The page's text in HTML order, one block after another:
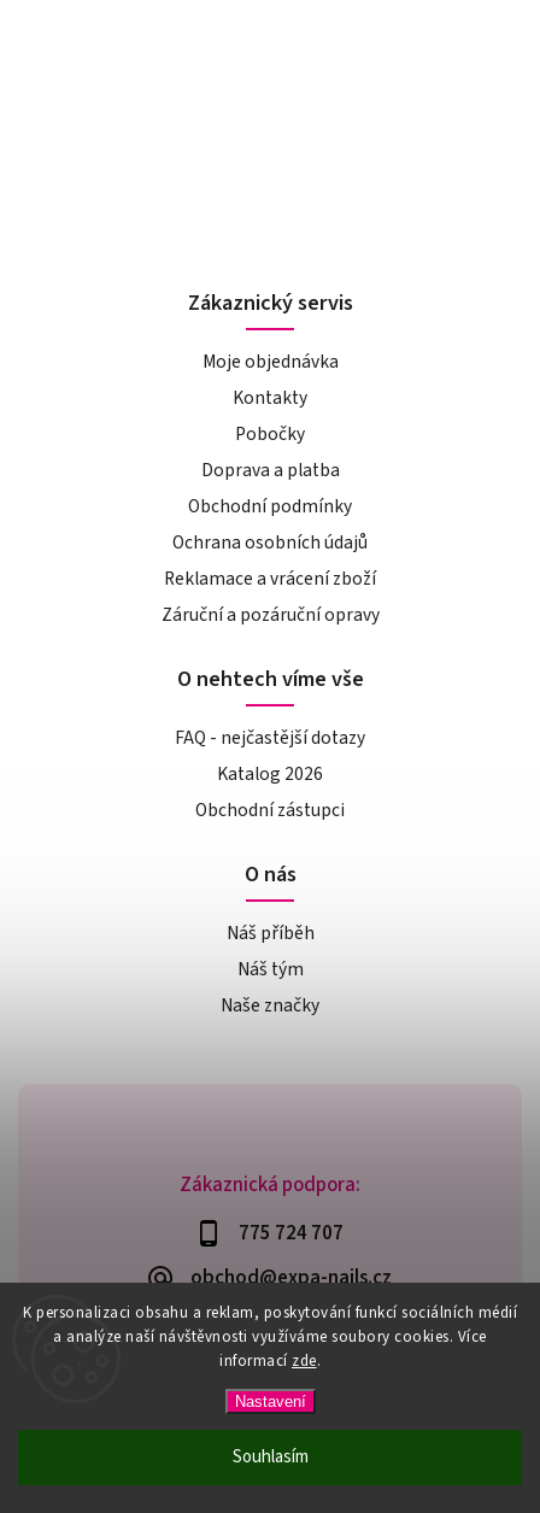
K personalizaci obsahu a reklam, poskytování funkcí sociálních médií
a analýze naší návštěvnosti využíváme soubory cookies. Více
informací zde.
Nastavení
Souhlasím
PŘI NÁKUPU NAD 600,- MÁTE DOPRAVU ZDARMA / DÁREK K
Zákaznická podpora:
775 724 707
obchod@expa-nails.cz
Zákaznický servis
Moje objednávka
Kontakty
Pobočky
Doprava a platba
Obchodní podmínky
Ochrana osobních údajů
Reklamace a vrácení zboží
Záruční a pozáruční opravy
O nehtech víme vše
FAQ - nejčastější dotazy
Katalog 2026
Obchodní zástupci
O nás
Náš příběh
Náš tým
Naše značky
Expanails.cz. Všechna práva vyhrazena.
Upravit nastavení cookies
VytvořilShoptet | Design